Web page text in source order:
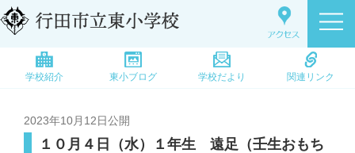
学校紹介 東小ブログ 学校だより 関連リンク
2023年10月12日公開
１０月４日（水）１年生 遠足（壬生おもち